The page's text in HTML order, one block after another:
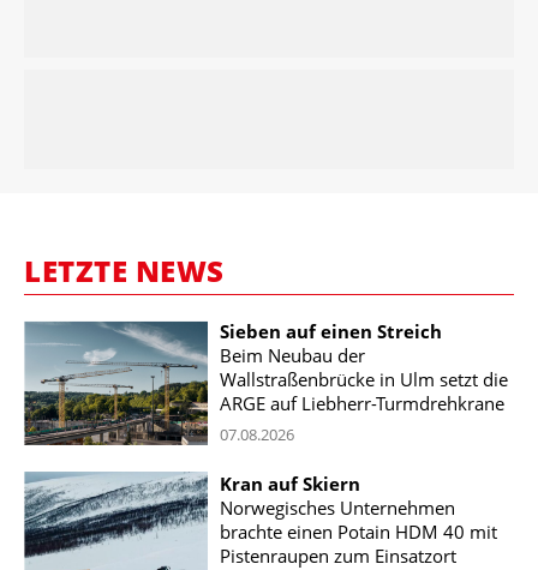
LETZTE NEWS
Sieben auf einen Streich
Beim Neubau der
Wallstraßenbrücke in Ulm setzt die
ARGE auf Liebherr-Turmdrehkrane
07.08.2026
Kran auf Skiern
Norwegisches Unternehmen
brachte einen Potain HDM 40 mit
Pistenraupen zum Einsatzort